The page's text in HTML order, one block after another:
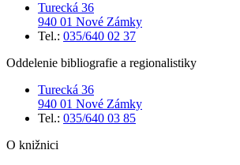
Turecká 36
940 01 Nové Zámky
Tel.: 035/640 02 37
Oddelenie bibliografie a regionalistiky
Turecká 36
940 01 Nové Zámky
Tel.: 035/640 03 85
O knižnici